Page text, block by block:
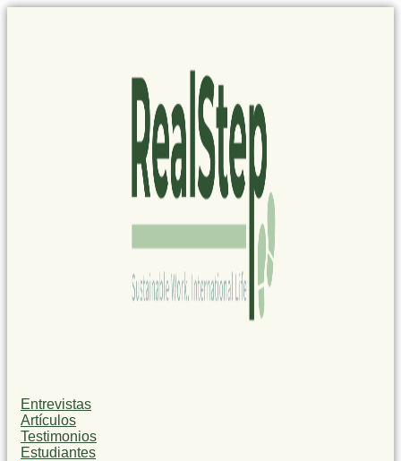
Panel de gestión de cookies
Entrevistas
Artículos
Testimonios
Estudiantes